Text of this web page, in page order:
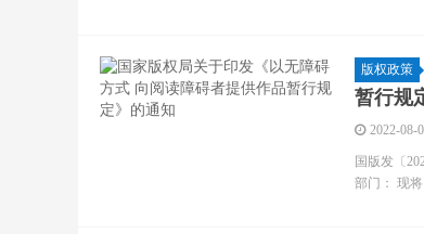
版权政策
暂行规
2022-08-
国版发〔
部门： 现